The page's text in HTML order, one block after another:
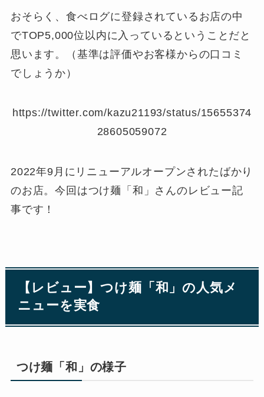
おそらく、食べログに登録されているお店の中
でTOP5,000位以内に入っているということだと
思います。（基準は評価やお客様からの口コミ
でしょうか）
https://twitter.com/kazu21193/status/15655374
28605059072
2022年9月にリニューアルオープンされたばかり
のお店。今回はつけ麺「和」さんのレビュー記
事です！
【レビュー】つけ麺「和」の人気メ
ニューを実食
つけ麺「和」の様子